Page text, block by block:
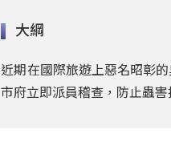
大綱
近期在國際旅遊上惡名昭彰
市府立即派員稽查，防止蟲